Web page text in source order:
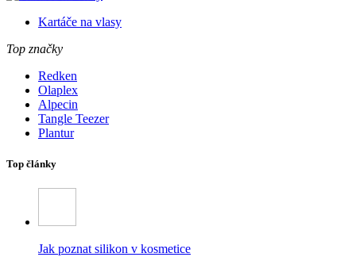
Kartáče na vlasy
Top značky
Redken
Olaplex
Alpecin
Tangle Teezer
Plantur
Top články
Jak poznat silikon v kosmetice